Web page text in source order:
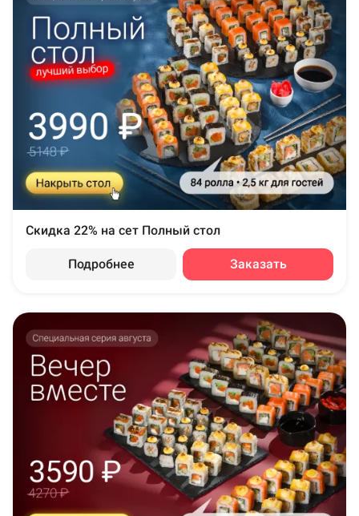
Скидка 22% на сет Полный стол
Подробнее Заказать